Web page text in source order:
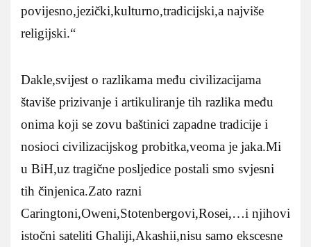
povijesno,jezički,kulturno,tradicijski,a najviše
religijski.“
Dakle,svijest o razlikama među civilizacijama
štaviše prizivanje i artikuliranje tih razlika među
onima koji se zovu baštinici zapadne tradicije i
nosioci civilizacijskog probitka,veoma je jaka.Mi
u BiH,uz tragične posljedice postali smo svjesni
tih činjenica.Zato razni
Caringtoni,Oweni,Stotenbergovi,Rosei,…i njihovi
istočni sateliti Ghaliji,Akashii,nisu samo ekscesne